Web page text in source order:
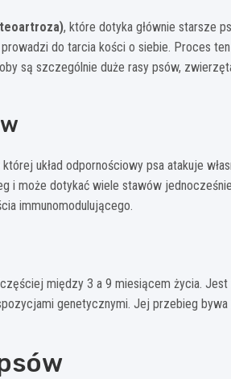
, które dotyka głównie starsze
do tarcia kości o siebie. Proces ten
są szczególnie duże rasy psów,
układ odpornościowy psa atakuje
i może dotykać wiele stawów
immunomodulującego.
między 3 a 9 miesiącem życia.
genetycznymi. Jej przebieg